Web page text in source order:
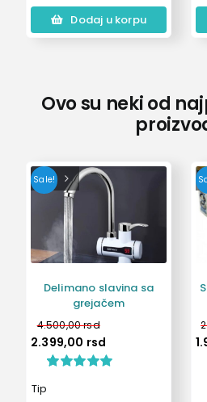
Dodaj u korpu
Ovo su neki od
Sale!
Delimano slavina sa
grejačem
4.500,00rsd
2.399,00 rsd
Tip